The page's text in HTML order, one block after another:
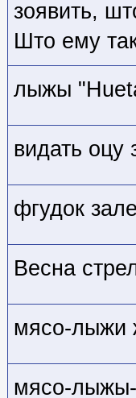
зоявить,
Што ему
лыжы
видать оцу
фгудок
Весна
мясо-лыжи
мясо-